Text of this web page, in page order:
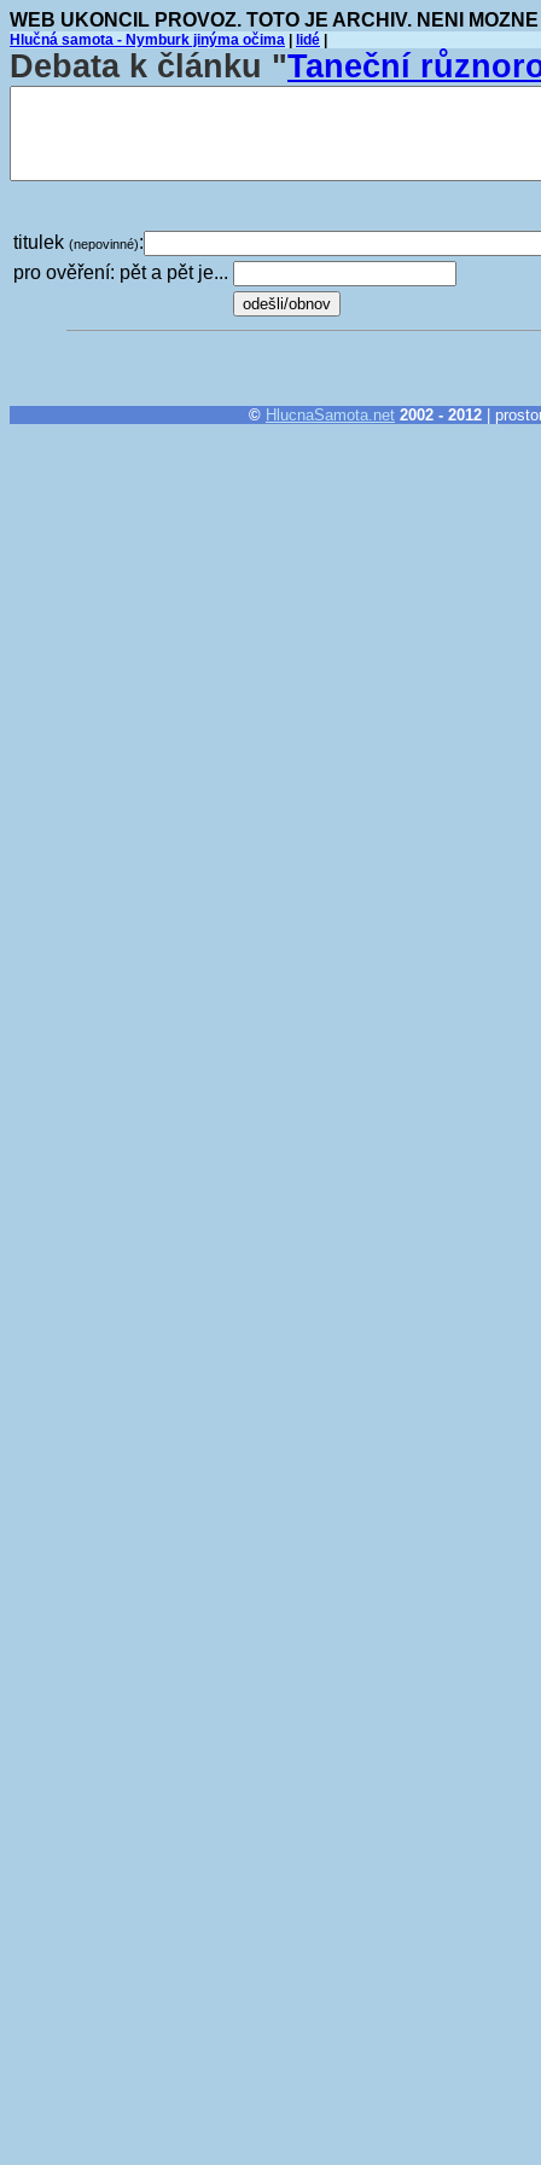
WEB UKONCIL PROVOZ. TOTO JE ARCHIV. NENI
Hlučná samota - Nymburk jinýma očima lidé
Debata k článku "Taneční
titulek (nepovinné):
pro ověření: pět a pět je...
© HlucnaSamota.net 2002 - 2012 |